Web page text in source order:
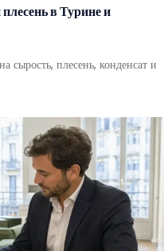
в Турине и
сырость, плесень, конденсат и